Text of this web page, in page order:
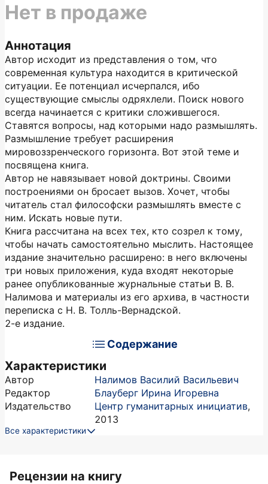
Аннотация
Автор исходит из представления о том, что
современная культура находится в критической
ситуации. Ее потенциал исчерпался, ибо
существующие смыслы одряхлели. Поиск нового
всегда начинается с критики сложившегося.
Ставятся вопросы, над которыми надо размышлять.
Размышление требует расширения
мировоззренческого горизонта. Вот этой теме и
посвящена книга.
Автор не навязывает новой доктрины. Своими
построениями он бросает вызов. Хочет, чтобы
читатель стал философски размышлять вместе с
ним. Искать новые пути.
Книга рассчитана на всех тех, кто созрел к тому,
чтобы начать самостоятельно мыслить. Настоящее
издание значительно расширено: в него включены
три новых приложения, куда входят некоторые
ранее опубликованные журнальные статьи В. В.
Налимова и материалы из его архива, в частности
переписка с Н. В. Толль-Вернадской.
2-е издание.
Содержание
Характеристики
Автор
Налимов Василий Васильевич
Редактор
Блауберг Ирина Игоревна
Издательство
Центр гуманитарных инициатив,
2013
Все характеристики
Нет в продаже
Рецензии на книгу